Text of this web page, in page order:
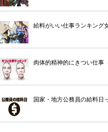
給料がいい仕事ランキング
肉体的精神的にきつい仕事
国家・地方公務員の給料日